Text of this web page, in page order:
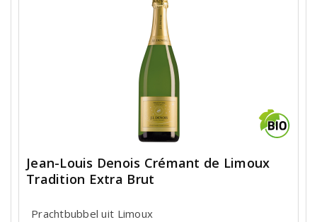
Jean-Louis Denois Crémant de Limoux
Tradition Extra Brut
Prachtbubbel uit Limoux